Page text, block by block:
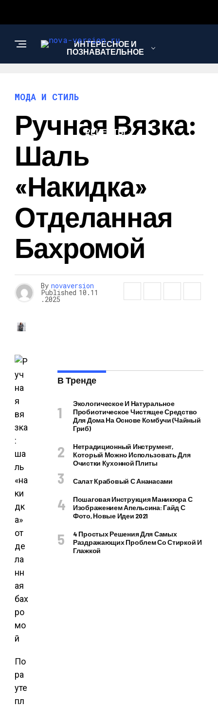
ИНТЕРЕСНОЕ И
ПОЗНАВАТЕЛЬНОЕ
МОДА И СТИЛЬ
РЕЦЕПТЫ
МОДА И СТИЛЬ
Ручная Вязка:
Шаль
«накидка»
Отделанная
Бахромой
By novaversion
Published 10.11
.2025
По
ра
уте
пл
В Тренде
Экологическое И Натуральное
Пробиотическое Чистящее Средство
Для Дома На Основе Комбучи (чайный
Гриб)
Нетрадиционный Инструмент,
Который Можно Использовать Для
Очистки Кухонной Плиты
Салат Крабовый С Ананасами
Пошаговая Инструкция Маникюра С
Изображением Апельсина: Гайд С
Фото, Новые Идеи 2021
4 Простых Решения Для Самых
Раздражающих Проблем Со Стиркой И
Глажкой